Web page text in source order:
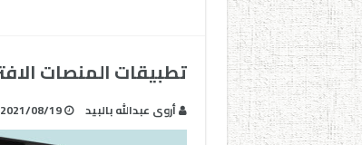
تطبيقات المنصات
أروى عبدالله بالبيد 2021/08/19